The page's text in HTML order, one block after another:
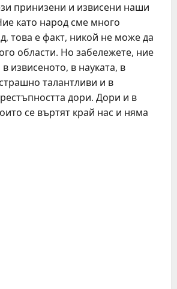
принизени и извисени наши
като народ сме много
това е факт, никой не може да
области. Но забележете, ние
извисеното, в науката, в
талантливи и в
дори. Дори и в
се въртят край нас и няма